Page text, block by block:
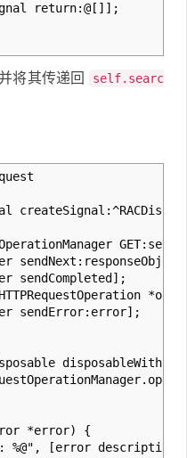
return:@[]];
将其传递回
self.searc
*error) {
[error